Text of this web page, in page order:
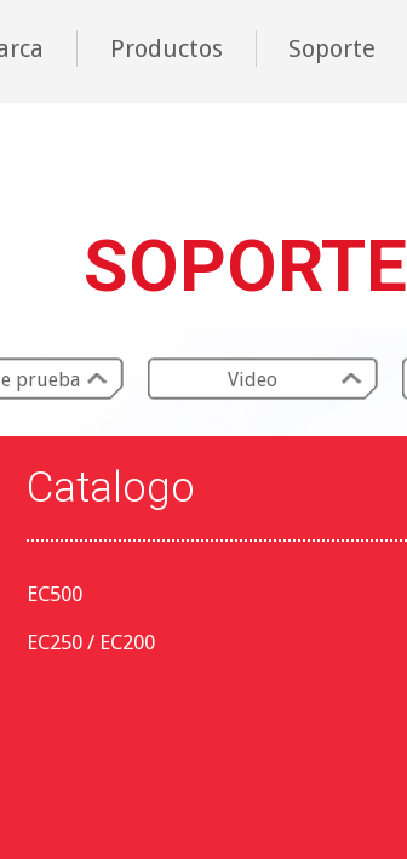
Productos Soporte
SOPORTE
prueba Video
Catalogo
EC500
EC250 / EC200